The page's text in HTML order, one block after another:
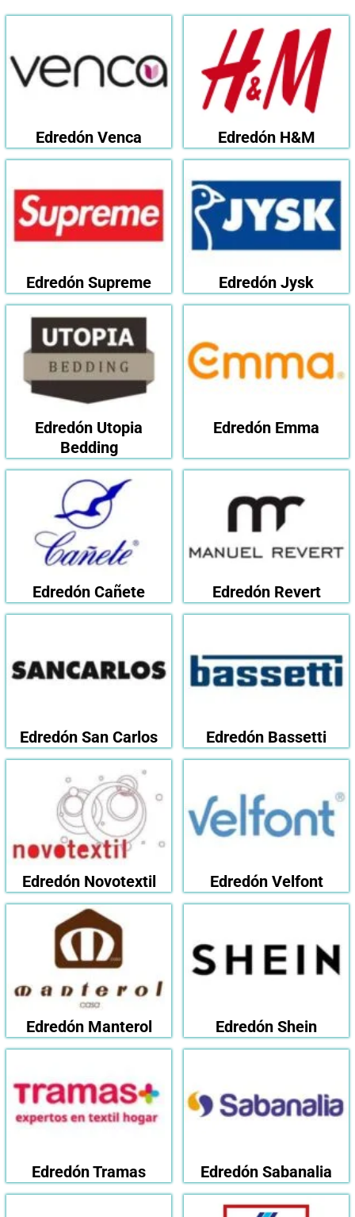
Edredón Venca Edredón H&M
Edredón Supreme Edredón Jysk
Edredón Utopia
Bedding
Edredón Emma
Edredón Cañete Edredón Revert
Edredón San Carlos Edredón Bassetti
Edredón Novotextil Edredón Velfont
Edredón Manterol Edredón Shein
Edredón Tramas Edredón Sabanalia